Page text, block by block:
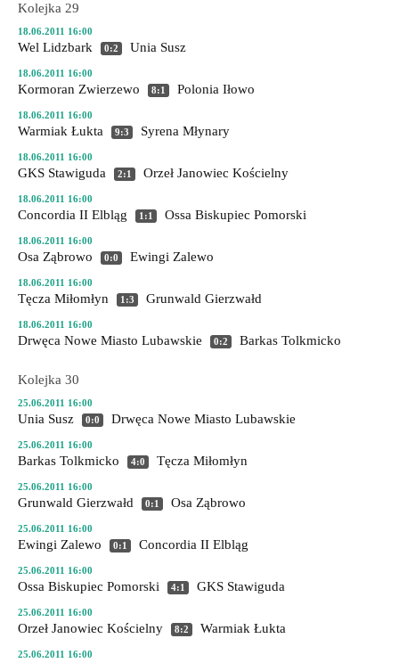
Kolejka 29
18.06.2011 16:00
Wel Lidzbark 0:2 Unia Susz
18.06.2011 16:00
Kormoran Zwierzewo 8:1 Polonia Iłowo
18.06.2011 16:00
Warmiak Łukta 9:3 Syrena Młynary
18.06.2011 16:00
GKS Stawiguda 2:1 Orzeł Janowiec Kościelny
18.06.2011 16:00
Concordia II Elbląg 1:1 Ossa Biskupiec Pomorski
18.06.2011 16:00
Osa Ząbrowo 0:0 Ewingi Zalewo
18.06.2011 16:00
Tęcza Miłomłyn 1:3 Grunwald Gierzwałd
18.06.2011 16:00
Drwęca Nowe Miasto Lubawskie 0:2 Barkas Tolkmicko
Kolejka 30
25.06.2011 16:00
Unia Susz 0:0 Drwęca Nowe Miasto Lubawskie
25.06.2011 16:00
Barkas Tolkmicko 4:0 Tęcza Miłomłyn
25.06.2011 16:00
Grunwald Gierzwałd 0:1 Osa Ząbrowo
25.06.2011 16:00
Ewingi Zalewo 0:1 Concordia II Elbląg
25.06.2011 16:00
Ossa Biskupiec Pomorski 4:1 GKS Stawiguda
25.06.2011 16:00
Orzeł Janowiec Kościelny 8:2 Warmiak Łukta
25.06.2011 16:00